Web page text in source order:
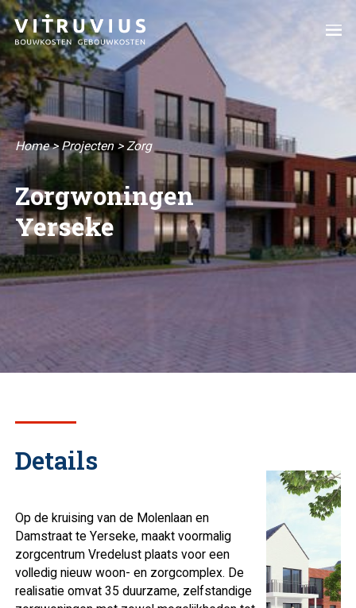
Home>Projecten>Zorg
Zorgwoningen
Yerseke
Details
Op de kruising van de Molenlaan en
Damstraat te Yerseke, maakt voormalig
zorgcentrum Vredelust plaats voor een
volledig nieuw woon- en zorgcomplex. De
realisatie omvat 35 duurzame, zelfstandige